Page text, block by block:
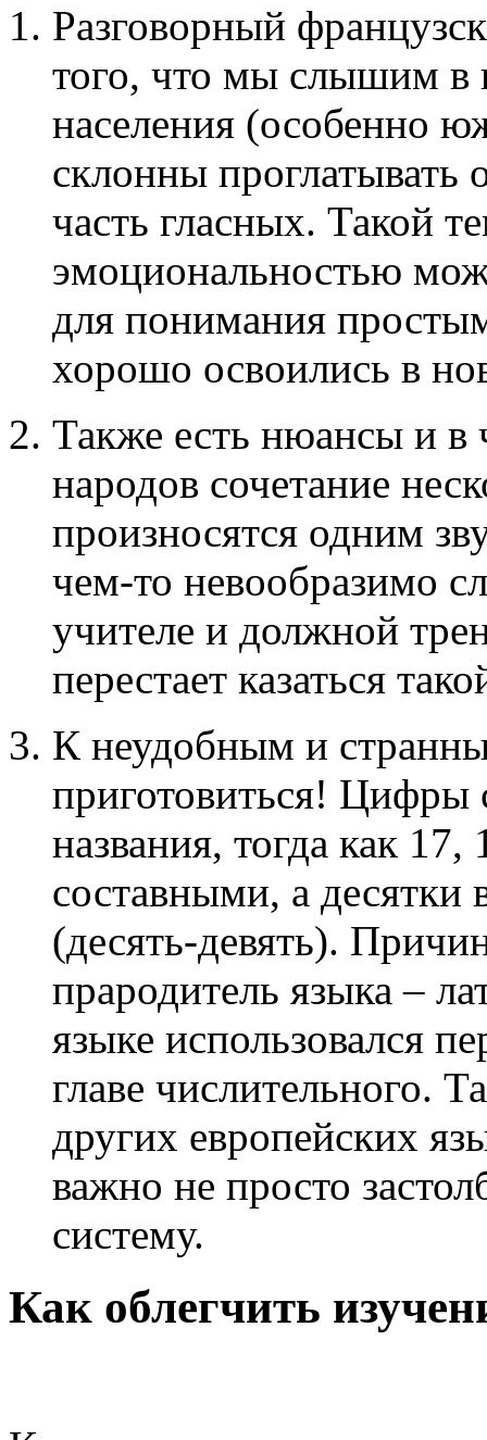
Разговорный
того, что мы слышим в
населения (особенно
склонны проглатывать
часть гласных. Такой
эмоциональностью
для понимания
хорошо освоились в
Также есть нюансы и в
народов сочетание
произносятся одним
чем-то невообразимо
учителе и должной
перестает казаться
К неудобным и
приготовиться! Цифры
названия, тогда как
составными, а десятки
(десять-девять).
прародитель языка –
языке использовался
главе числительного.
других европейских
важно не просто
систему.
Как облегчить